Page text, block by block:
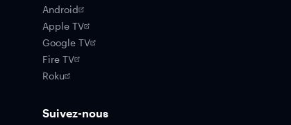
Android
Apple TV
Google TV
Fire TV
Roku
Suivez-nous